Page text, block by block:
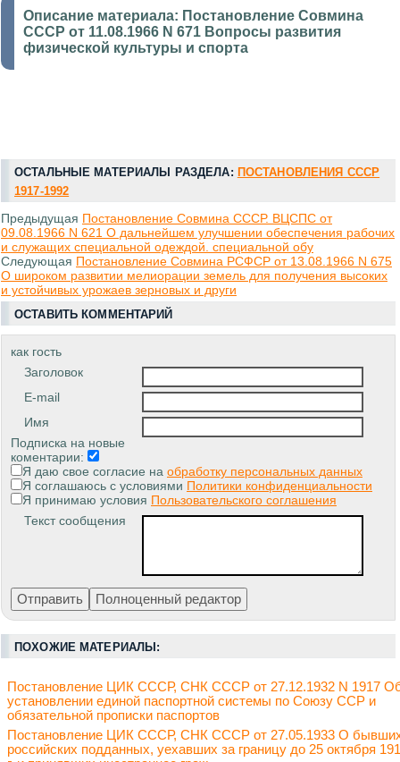
Описание материала: Постановление Совмина
СССР от 11.08.1966 N 671 Вопросы развития
физической культуры и спорта
ОСТАЛЬНЫЕ МАТЕРИАЛЫ РАЗДЕЛА: ПОСТАНОВЛЕНИЯ СССР
1917-1992
Предыдущая Постановление Совмина СССР. ВЦСПС от
09.08.1966 N 621 О дальнейшем улучшении обеспечения рабочих
и служащих специальной одеждой. специальной обу
Следующая Постановление Совмина РСФСР от 13.08.1966 N 675
О широком развитии мелиорации земель для получения высоких
и устойчивых урожаев зерновых и други
ОСТАВИТЬ КОММЕНТАРИЙ
как гость
Заголовок
E-mail
Имя
Подписка на новые
коментарии:
Я даю свое согласие на обработку персональных данных
Я соглашаюсь с условиями Политики конфиденциальности
Я принимаю условия Пользовательского соглашения
Текст сообщения
ПОХОЖИЕ МАТЕРИАЛЫ:
Постановление ЦИК СССР, СНК СССР от 27.12.1932 N 1917
установлении единой паспортной системы по Союзу ССР и
обязательной прописки паспортов
Постановление ЦИК СССР, СНК СССР от 27.05.1933 О
российских подданных, уехавших за границу до 25 октября